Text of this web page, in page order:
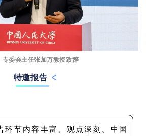
专委会主任张加万教授致辞
特邀报告
环节内容丰富、观点深刻。中国